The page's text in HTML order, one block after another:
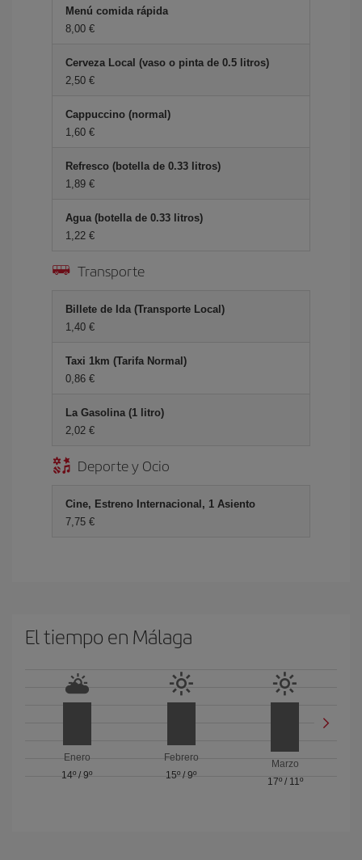
Menú comida rápida
8,00 €
Cerveza Local (vaso o pinta de 0.5 litros)
2,50 €
Cappuccino (normal)
1,60 €
Refresco (botella de 0.33 litros)
1,89 €
Agua (botella de 0.33 litros)
1,22 €
Transporte
Billete de Ida (Transporte Local)
1,40 €
Taxi 1km (Tarifa Normal)
0,86 €
La Gasolina (1 litro)
2,02 €
Deporte y Ocio
Cine, Estreno Internacional, 1 Asiento
7,75 €
El tiempo en Málaga
Enero
14º /9º
Febrero
15º / 9º
Marzo
17º/ 11º